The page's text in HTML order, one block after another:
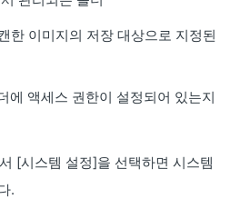
한 이미지의 저장 대상으로 지정된
에 액세스 권한이 설정되어 있는지
[시스템 설정]을 선택하면 시스템
.